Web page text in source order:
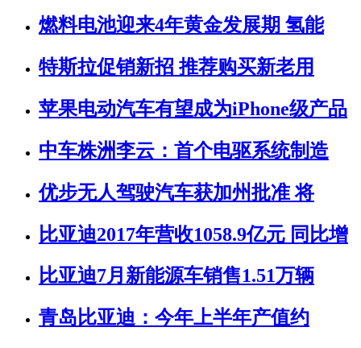
燃料电池迎来4年黄金发展期 氢能
特斯拉促销新招 推荐购买新老用
苹果电动汽车有望成为iPhone级产品
中车株洲李云：首个电驱系统制造
优步无人驾驶汽车获加州批准 将
比亚迪2017年营收1058.9亿元 同比增
比亚迪7月新能源车销售1.51万辆
青岛比亚迪：今年上半年产值约